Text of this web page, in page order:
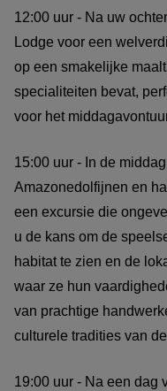
12:00 uur - Na uw
Lodge voor een
op een smakelijke
specialiteiten bevat,
voor het
15:00 uur - In de
Amazonedolfijnen en
een excursie die
u de kans om de
habitat te zien en de
waar ze hun
van prachtige
culturele tradities van
19:00 uur - Na een dag